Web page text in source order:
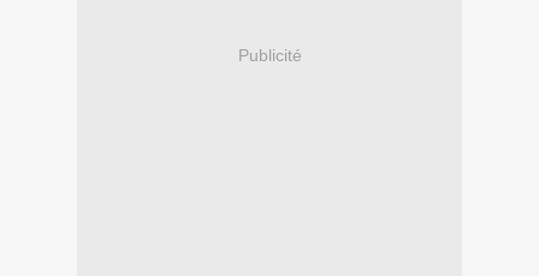
Publicité